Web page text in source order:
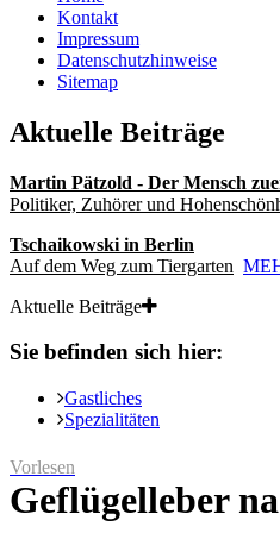
Kontakt
Impressum
Datenschutzhinweise
Sitemap
Aktuelle Beiträge
Martin Pätzold - Der Mensch
Politiker, Zuhörer und
Tschaikowski in Berlin
Auf dem Weg zum Tiergarten
Aktuelle Beiträge
Sie befinden sich hier:
Gastliches
Spezialitäten
Vorlesen
Geflügelleber